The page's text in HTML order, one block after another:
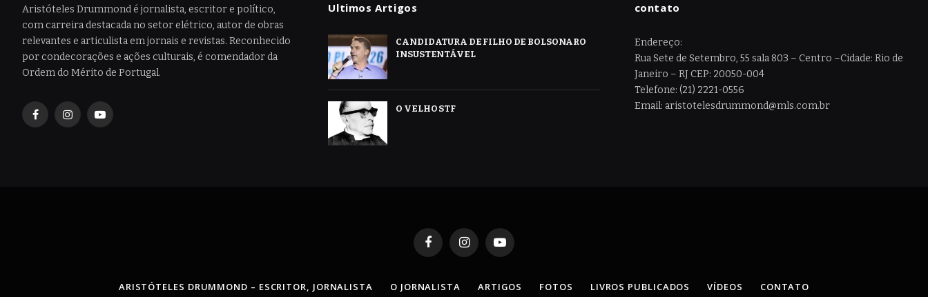
Aristóteles Drummond é jornalista, escritor e político,
com carreira destacada no setor elétrico, autor de obras
relevantes e articulista em jornais e revistas. Reconhecido
por condecorações e ações culturais, é comendador da
Ordem do Mérito de Portugal.
FacebookInstagramYouTube
Ultimos Artigos
CANDIDATURA DE FILHO DE BOLSONARO
INSUSTENTÁVEL
O VELHO STF
contato
Endereço:
Rua Sete de Setembro, 55 sala 803 – Centro –Cidade: Rio de
Janeiro – RJ CEP: 20050-004
Telefone: (21) 2221-0556
Email: aristotelesdrummond@mls.com.br
FacebookInstagramYouTube
ARISTÓTELES DRUMMOND – ESCRITOR, JORNALISTA O JORNALISTA ARTIGOS FOTOS LIVROS PUBLICADOS VÍDEOS CONTATO